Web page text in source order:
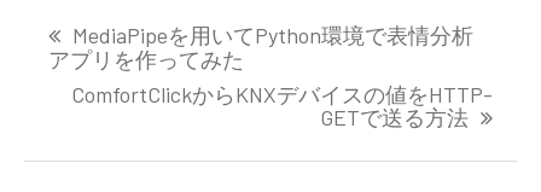
ー
MediaPipeを用いてPython環境で表情分析
アプリを作ってみた
ComfortClickからKNXデバイスの値をHTTP-
GETで送る方法